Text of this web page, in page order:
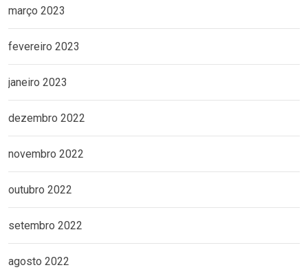
março 2023
fevereiro 2023
janeiro 2023
dezembro 2022
novembro 2022
outubro 2022
setembro 2022
agosto 2022